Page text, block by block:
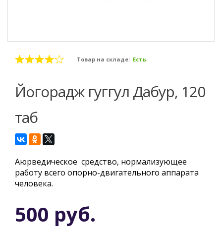
Товар на складе: Есть
Йогорадж гуггул Дабур, 120
таб
Аюрведическое средство, нормализующее
работу всего опорно-двигательного аппарата
человека.
500 руб.